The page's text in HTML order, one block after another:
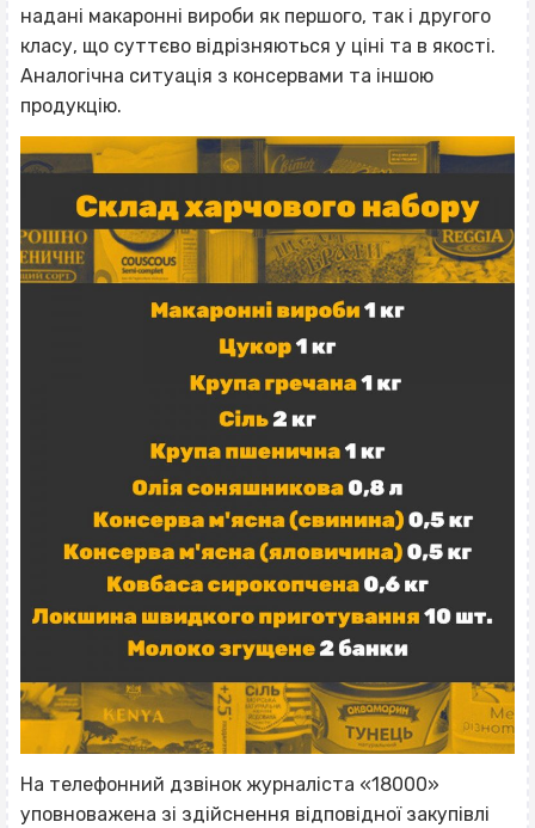
надані макаронні вироби як першого, так і другого
класу, що суттєво відрізняються у ціні та в якості.
Аналогічна ситуація з консервами та іншою
продукцію.
На телефонний дзвінок журналіста «18000»
уповноважена зі здійснення відповідної закупівлі